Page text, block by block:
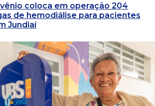
coloca em operação 204
de hemodiálise para pacientes
Jundiaí